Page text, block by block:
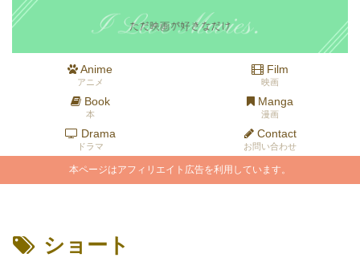
Anime
アニメ
Film
映画
Book
本
Manga
漫画
Drama
ドラマ
Contact
お問い合わせ
本ページはアフィリエイト広告を利用しています。
ショート